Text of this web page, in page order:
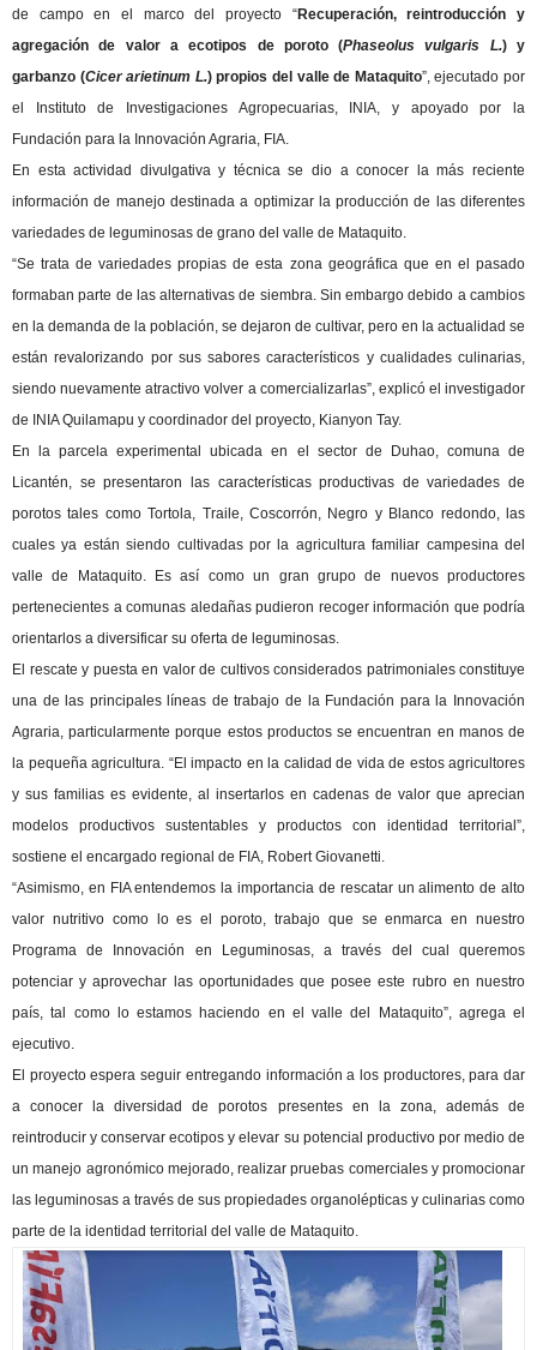
de campo en el marco del proyecto “Recuperación, reintroducción y
agregación de valor a ecotipos de poroto (Phaseolus vulgaris L.) y
garbanzo (Cicer arietinum L.) propios del valle de Mataquito”, ejecutado por
el Instituto de Investigaciones Agropecuarias, INIA, y apoyado por la
Fundación para la Innovación Agraria, FIA.
En esta actividad divulgativa y técnica se dio a conocer la más reciente
información de manejo destinada a optimizar la producción de las diferentes
variedades de leguminosas de grano del valle de Mataquito.
“Se trata de variedades propias de esta zona geográfica que en el pasado
formaban parte de las alternativas de siembra. Sin embargo debido a cambios
en la demanda de la población, se dejaron de cultivar, pero en la actualidad se
están revalorizando por sus sabores característicos y cualidades culinarias,
siendo nuevamente atractivo volver a comercializarlas”, explicó el investigador
de INIA Quilamapu y coordinador del proyecto, Kianyon Tay.
En la parcela experimental ubicada en el sector de Duhao, comuna de
Licantén, se presentaron las características productivas de variedades de
porotos tales como Tortola, Traile, Coscorrón, Negro y Blanco redondo, las
cuales ya están siendo cultivadas por la agricultura familiar campesina del
valle de Mataquito. Es así como un gran grupo de nuevos productores
pertenecientes a comunas aledañas pudieron recoger información que podría
orientarlos a diversificar su oferta de leguminosas.
El rescate y puesta en valor de cultivos considerados patrimoniales constituye
una de las principales líneas de trabajo de la Fundación para la Innovación
Agraria, particularmente porque estos productos se encuentran en manos de
la pequeña agricultura. “El impacto en la calidad de vida de estos agricultores
y sus familias es evidente, al insertarlos en cadenas de valor que aprecian
modelos productivos sustentables y productos con identidad territorial”,
sostiene el encargado regional de FIA, Robert Giovanetti.
“Asimismo, en FIA entendemos la importancia de rescatar un alimento de alto
valor nutritivo como lo es el poroto, trabajo que se enmarca en nuestro
Programa de Innovación en Leguminosas, a través del cual queremos
potenciar y aprovechar las oportunidades que posee este rubro en nuestro
país, tal como lo estamos haciendo en el valle del Mataquito”, agrega el
ejecutivo.
El proyecto espera seguir entregando información a los productores, para dar
a conocer la diversidad de porotos presentes en la zona, además de
reintroducir y conservar ecotipos y elevar su potencial productivo por medio de
un manejo agronómico mejorado, realizar pruebas comerciales y promocionar
las leguminosas a través de sus propiedades organolépticas y culinarias como
parte de la identidad territorial del valle de Mataquito.